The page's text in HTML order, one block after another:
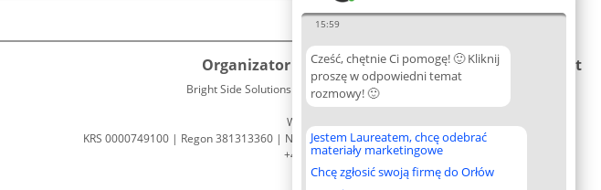
15:59
Cześć, chętnie Ci pomogę! 🙂 Kliknij
proszę w odpowiedni temat
rozmowy! 🙂
Jestem Laureatem, chcę odebrać
materiały marketingowe
Chcę zgłosić swoją firmę do Orłów
Organizator plebiscytu
Bright Side Solutions sp. z o. o. sp. k.
ul. Ruska 22
Wrocław 50-079
KRS 0000749100 | Regon 381313360 | NIP 8943132676
+48 508 492 400
Plebiscyt
Lista
Laureatów
Zasady
Regulamin
Kontakt